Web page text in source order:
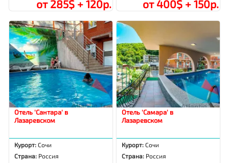
от 285$ + 120р. от 400$ + 150р.
Отель 'Сантара' в
Лазаревском
Курорт:Сочи
Страна: Россия
Отель 'Самара' в
Лазаревском
Курорт:Сочи
Страна: Россия